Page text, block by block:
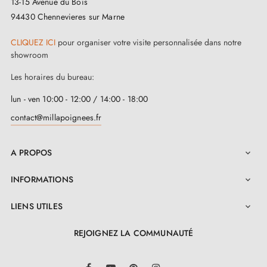
94430 Chennevieres sur Marne
CLIQUEZ ICI pour organiser votre visite personnalisée dans notre
showroom
Les horaires du bureau:
lun - ven 10:00 - 12:00 / 14:00 - 18:00
contact@millapoignees.fr
A PROPOS 
INFORMATIONS 
LIENS UTILES 
REJOIGNEZ LA COMMUNAUTÉ